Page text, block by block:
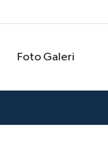
Foto Galeri